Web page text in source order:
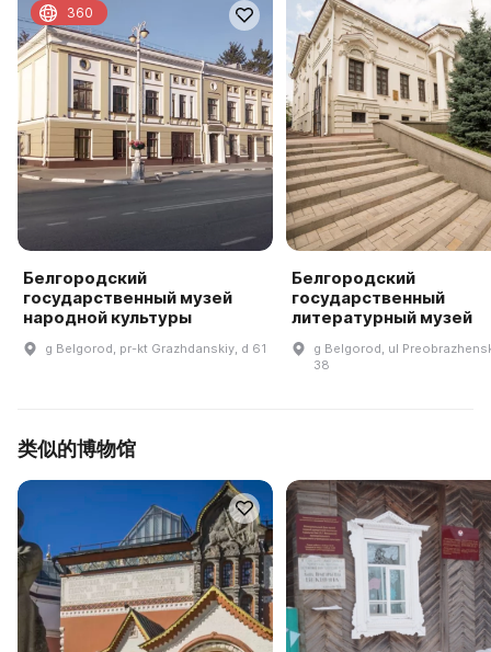
Белгородский
государственный музей
народной культуры
g Belgorod, pr-kt Grazhdanskiy, d 61
360
Белгородский
государственный
литературный музей
g Belgorod, ul
38
类似的博物馆